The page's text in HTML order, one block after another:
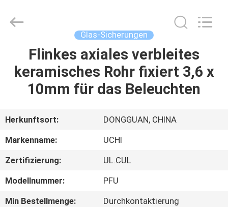
HAUS
PRODUKTE
VR-
SHOW
ÜBER
UNS
Co.,Ltd.
Glas-Sicherungen
Flinkes axiales verbleites
keramisches Rohr fixiert 3,6 x
10mm für das Beleuchten
Herkunftsort:
DONGGUAN, CHINA
Markenname:
UCHI
Zertifizierung:
UL.CUL
Modellnummer:
PFU
Min Bestellmenge:
Durchkontaktierung